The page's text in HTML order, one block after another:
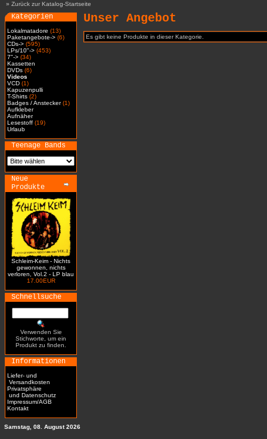
» Zurück zur Katalog-Startseite
Kategorien
Lokalmatadore (13)
Paketangebote-> (6)
CDs-> (595)
LPs/10"-> (453)
7"-> (34)
Kassetten
DVDs (6)
Videos
VCD (1)
Kapuzenpulli
T-Shirts (2)
Badges / Anstecker(1)
Aufkleber
Aufnäher
Lesestoff (19)
Urlaub
Teenage Bands
Neue
Produkte
Schleim-Keim - Nichts
gewonnen, nichts
verloren, Vol.2 - LP blau
17.00EUR
Schnellsuche
Verwenden Sie
Stichworte, um ein
Produkt zu finden.
Informationen
Liefer- und
Versandkosten
Privatsphäre
und Datenschutz
Impressum/AGB
Kontakt
Unser Angebot
Es gibt keine Produkte in dieser Kategorie.
Samstag, 08. August 2026